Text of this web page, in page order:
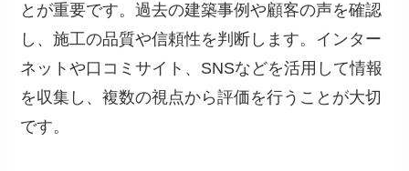
とが重要です。過去の建築事例や顧客の声を確認
し、施工の品質や信頼性を判断します。インター
ネットや口コミサイト、SNSなどを活用して情報
を収集し、複数の視点から評価を行うことが大切
です。